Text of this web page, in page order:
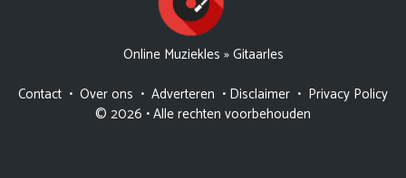
Online Muziekles »Gitaarles
Contact • Over ons • Adverteren • Disclaimer • Privacy Policy
© 2026 • Alle rechten voorbehouden